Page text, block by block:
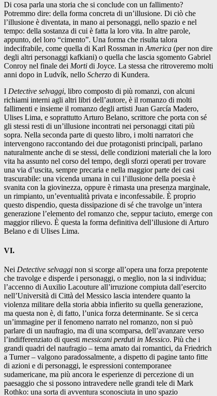
Di cosa parla una storia che si conclude con un fallimento?
Potremmo dire: della forma concreta di un’illusione. Di ciò che
l’illusione è diventata, in mano ai personaggi, nello spazio e nel
tempo: della sostanza di cui è fatta la loro vita. In altre parole,
appunto, del loro “cimento”. Una forma che risulta talora
indecifrabile, come quella di Karl Rossman in America (per non dire
degli altri personaggi kafkiani) o quella che lascia sgomento Gabriel
Conroy nel finale dei Morti di Joyce. La stessa che ritroveremo molti
anni dopo in Ludvík, nello Scherzo di Kundera.
I Detective selvaggi, libro composto di più romanzi, con alcuni
richiami interni agli altri libri dell’autore, è il romanzo di molti
fallimenti e insieme il romanzo degli artisti Juan García Madero,
Ulises Lima, e soprattutto Arturo Belano, scrittore che porta con sé
gli stessi resti di un’illusione incontrati nei personaggi citati più
sopra. Nella seconda parte di questo libro, i molti narratori che
intervengono raccontando dei due protagonisti principali, parlano
naturalmente anche di se stessi, delle condizioni materiali che la loro
vita ha assunto nel corso del tempo, degli sforzi operati per trovare
una via d’uscita, sempre precaria e nella maggior parte dei casi
trascurabile: una vicenda umana in cui l’illusione della poesia è
svanita con la giovinezza, oppure è rimasta una presenza marginale,
un rimpianto, un’eventualità privata e inconfessabile. È proprio
questo dispendio, questa dissipazione di sé che travolge un’intera
generazione l’elemento del romanzo che, seppur taciuto, emerge con
maggior rilievo. È questa la forma definitiva dell’illusione di Arturo
Belano e di Ulises Lima.
VI.
Nei Detective selvaggi non si scorge all’opera una forza prepotente
che travolge e disperde i personaggi, o meglio, non la si individua;
l’accenno di Auxilio Lacouture all’irruzione compiuta dall’esercito
nell’Università di Città del Messico lascia intendere quanto la
violenza militare della storia abbia infierito su quella generazione,
ma questa non è, di fatto, l’unica forza determinante. Se si cerca
un’immagine per il fenomeno narrato nel romanzo, non si può
parlare di un naufragio, ma di una scomparsa, dell’avanzare verso
l’indifferenziato di questi messicani perduti in Messico. Più che i
grandi quadri del naufragio – tema amato dai romantici, da Friedrich
a Turner – valgono paradossalmente, a dispetto di pagine tanto fitte
di azioni e di personaggi, le espressioni contemporanee
sudamericane, ma più ancora le esperienze di percezione di un
paesaggio che si possono intravedere nelle grandi tele di Mark
Rothko: una sorta di avventura sconosciuta in uno spazio